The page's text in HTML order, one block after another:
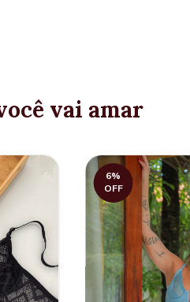
vai amar
6%
OFF